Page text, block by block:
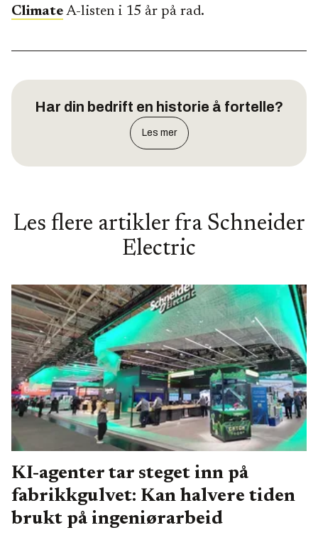
Climate A-listen i 15 år på rad.
Har din bedrift en historie å fortelle?
Les mer
Les flere artikler fra Schneider
Electric
KI-agenter tar steget inn på
fabrikkgulvet: Kan halvere tiden
brukt på ingeniørarbeid